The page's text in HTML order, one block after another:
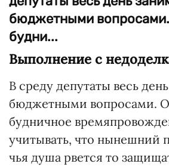
бюджетными
будни...
Выполнение с
В среду депутаты весь
бюджетными вопросами.
будничное
учитывать, что нынешний
чья душа рвется то